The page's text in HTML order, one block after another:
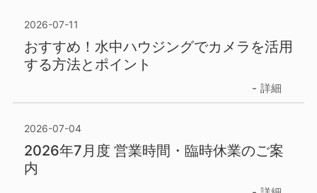
2026-07-11
おすすめ！水中ハウジングでカメラを活用
する方法とポイント
詳細
2026-07-04
2026年7月度 営業時間・臨時休業のご案
内